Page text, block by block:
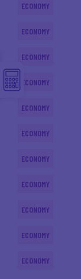
ECONOMY
ECONOMY
ECONOMY
ECONOMY
ECONOMY
ECONOMY
ECONOMY
ECONOMY
ECONOMY
ECONOMY
ECONOMY